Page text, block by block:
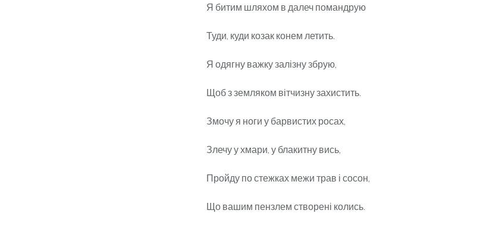
Я битим шляхом в далеч помандрую
Туди, куди козак конем летить.
Я одягну важку залізну збрую,
Щоб з земляком вітчизну захистить.
Змочу я ноги у барвистих росах,
Злечу у хмари, у блакитну вись,
Пройду по стежках межи трав і сосон,
Що вашим пензлем створені колись.